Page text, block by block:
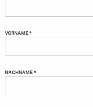
VORNAME *
NACHNAME *